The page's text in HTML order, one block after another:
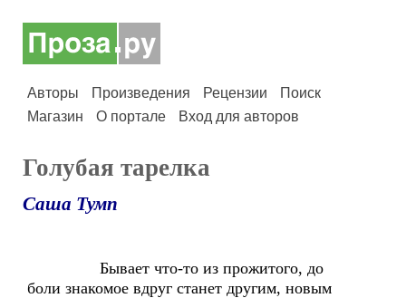
Авторы Произведения Рецензии
Поиск
Магазин
О портале Вход для авторов
Голубая тарелка
Саша Тумп
Бывает что-то из прожитого, до
боли знакомое вдруг станет другим, новым